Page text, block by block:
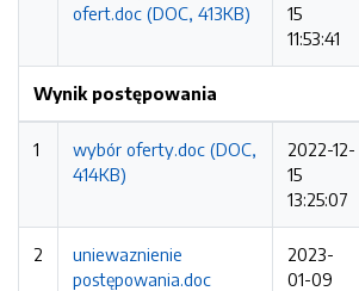
ofert.doc (DOC, 413KB)
15
11:53:41
Wynik postępowania
1
wybór oferty.doc (DOC,
414KB)
2022-12-
15
13:25:07
2
uniewaznienie
postępowania.doc
2023-
01-09